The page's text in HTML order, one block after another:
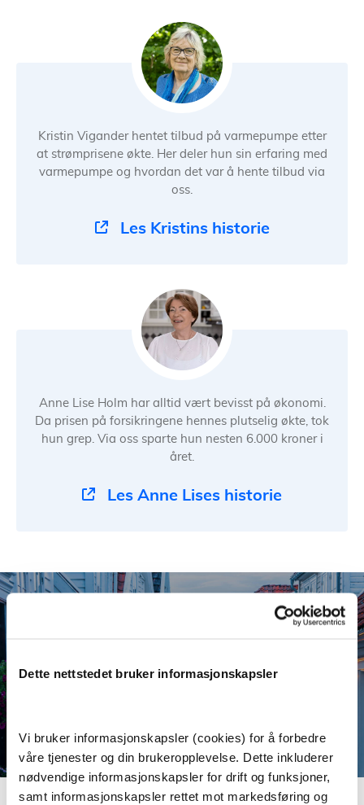
Dette nettstedet bruker informasjonskapsler
Vi bruker informasjonskapsler (cookies) for å forbedre
våre tjenester og din brukeropplevelse. Dette inkluderer
nødvendige informasjonskapsler for drift og funksjoner,
samt informasjonskapsler rettet mot markedsføring og
Kristin Vigander hentet tilbud på varmepumpe etter
at strømprisene økte. Her deler hun sin erfaring med
varmepumpe og hvordan det var å hente tilbud via
oss.
Les Kristins historie
Anne Lise Holm har alltid vært bevisst på økonomi.
Da prisen på forsikringene hennes plutselig økte, tok
hun grep. Via oss sparte hun nesten 6.000 kroner i
året.
Les Anne Lises historie